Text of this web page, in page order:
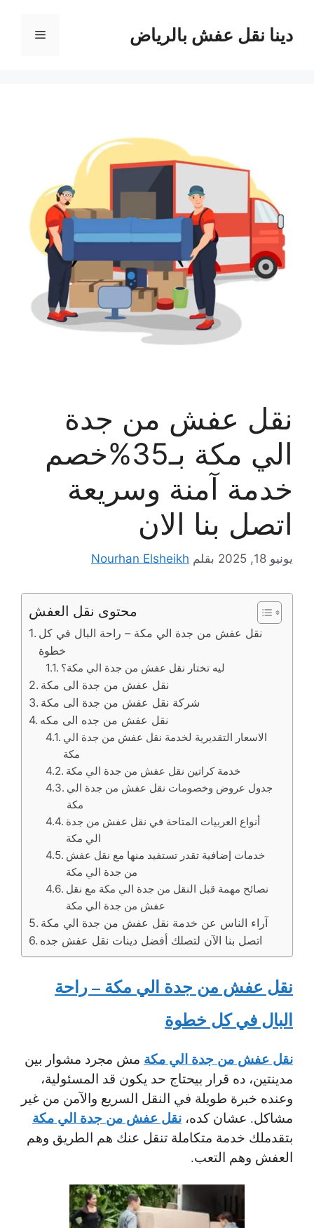
المحتوىدينا نقل عفش بالرياض القائمة
نقل عفش من جدة
الي مكة بـ35%خصم
خدمة آمنة وسريعة
اتصل بنا الان
يونيو 18, 2025 بقلم Nourhan Elsheikh
محتوى نقل العفش
نقل عفش من جدة الي مكة – راحة البال في كل
خطوة
ليه تختار نقل عفش من جدة الي مكة؟
نقل عفش من جدة الى مكة
شركة نقل عفش من جدة الى مكة
نقل عفش من جده الى مكه
الاسعار التقديرية لخدمة نقل عفش من جدة الي
مكة
خدمة كراتين نقل عفش من جدة الي مكة
جدول عروض وخصومات نقل عفش من جدة الي
مكة
أنواع العربيات المتاحة في نقل عفش من جدة
الي مكة
خدمات إضافية تقدر تستفيد منها مع نقل عفش
من جدة الي مكة
نصائح مهمة قبل النقل من جدة الي مكة مع نقل
عفش من جدة الي مكة
آراء الناس عن خدمة نقل عفش من جدة الي مكة
نقل عفش من جدة الي مكة – راحة
البال في كل خطوة
نقل عفش من جدة الي مكة مش مجرد مشوار بين
مدينتين، ده قرار بيحتاج حد يكون قد المسئولية،
وعنده خبرة طويلة في النقل السريع والآمن من غير
مشاكل. عشان كده، نقل عفش من جدة الي مكة
بتقدملك خدمة متكاملة تنقل عنك هم الطريق وهم
العفش وهم التعب.